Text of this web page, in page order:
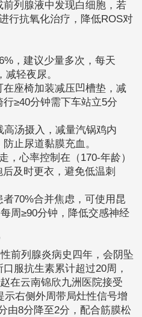
前列腺液中发现白细胞，若
行抗氧化治疗，降低ROS对
，建议少量多次，每天
轻夜尿。
在座椅加装减压凹槽垫，减
≥40分钟需下车站立5分
高汤摄入，减量汽锅鸡内
止尿道黏膜充血。
，心率控制在（170-年龄）
及时更衣，避免低温刺
70%合并焦虑，可使用昆
周≥90分钟，降低交感神经
前列腺炎病史四年，会阴坠
服抗生素累计超过20周，
在云南锦欣九洲医院接受
示右侧外周带局灶性信号增
由8分降至2分，配合筋膜松